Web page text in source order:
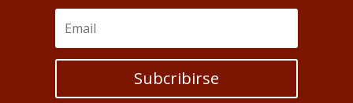
Subcribirse